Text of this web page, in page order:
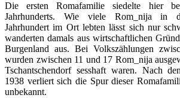
Die ersten Romafamilie siedelte hier
Jahrhunderts. Wie viele Rom_nija in
Jahrhundert im Ort lebten lässt sich nur
wanderten damals aus wirtschaftlichen
Burgenland aus. Bei Volkszählungen
wurden zwischen 11 und 17 Rom_nija
Tschantschendorf sesshaft waren. Nach
1938 verliert sich die Spur dieser
unbekannt.